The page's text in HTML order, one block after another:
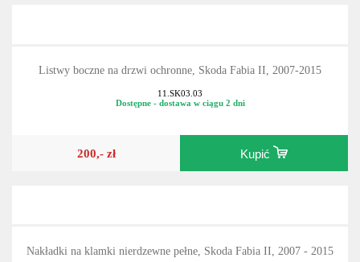
Listwy boczne na drzwi ochronne, Skoda Fabia II, 2007-2015
11.SK03.03
Dostępne - dostawa w ciągu 2 dni
200,- zł Kupić
Nakładki na klamki nierdzewne pełne, Skoda Fabia II, 2007 - 2015